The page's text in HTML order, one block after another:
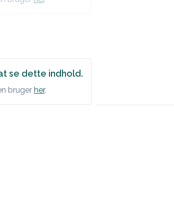
se dette indhold.
bruger her.